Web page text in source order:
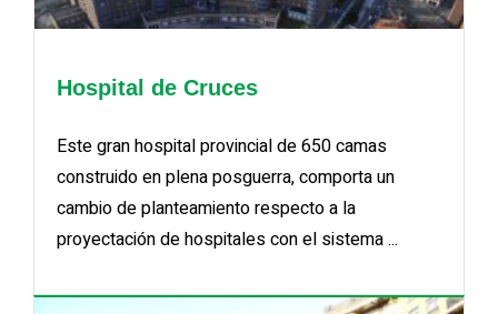
Hospital de Cruces
Este gran hospital provincial de 650 camas
construido en plena posguerra, comporta un
cambio de planteamiento respecto a la
proyectación de hospitales con el sistema ...